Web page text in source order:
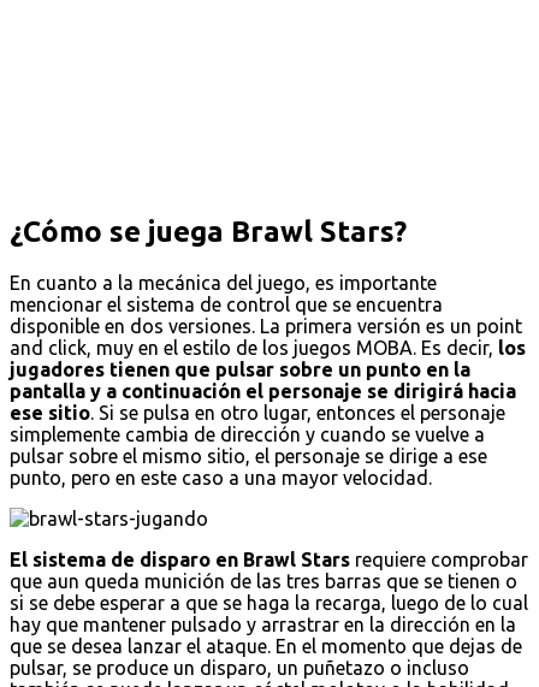
¿Cómo se juega Brawl Stars?
En cuanto a la mecánica del juego, es importante
mencionar el sistema de control que se encuentra
disponible en dos versiones. La primera versión es un point
and click, muy en el estilo de los juegos MOBA. Es decir, los
jugadores tienen que pulsar sobre un punto en la
pantalla y a continuación el personaje se dirigirá hacia
ese sitio. Si se pulsa en otro lugar, entonces el personaje
simplemente cambia de dirección y cuando se vuelve a
pulsar sobre el mismo sitio, el personaje se dirige a ese
punto, pero en este caso a una mayor velocidad.
El sistema de disparo en Brawl Stars requiere comprobar
que aun queda munición de las tres barras que se tienen o
si se debe esperar a que se haga la recarga, luego de lo cual
hay que mantener pulsado y arrastrar en la dirección en la
que se desea lanzar el ataque. En el momento que dejas de
pulsar, se produce un disparo, un puñetazo o incluso